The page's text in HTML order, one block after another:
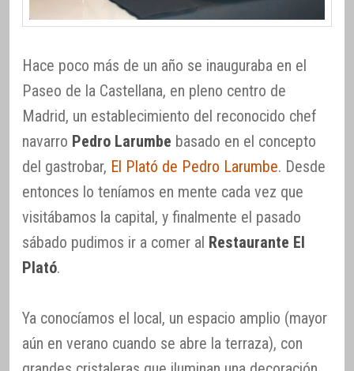
Hace poco más de un año se inauguraba en el
Paseo de la Castellana, en pleno centro de
Madrid, un establecimiento del reconocido chef
navarro Pedro Larumbe basado en el concepto
del gastrobar, El Plató de Pedro Larumbe. Desde
entonces lo teníamos en mente cada vez que
visitábamos la capital, y finalmente el pasado
sábado pudimos ir a comer al Restaurante El
Plató.
Ya conocíamos el local, un espacio amplio (mayor
aún en verano cuando se abre la terraza), con